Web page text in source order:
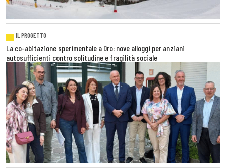
IL PROGETTO
La co-abitazione sperimentale a Dro: nove alloggi per anziani
autosufficienti contro solitudine e fragilità sociale